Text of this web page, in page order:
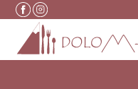
Vai al contenuto